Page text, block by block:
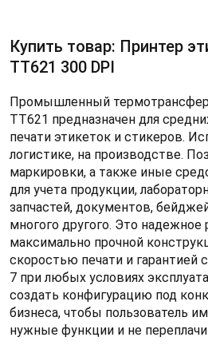
Купить товар: Принтер
TT621 300 DPI
Промышленный
ТТ621 предназначен для
печати этикеток и стикеров.
логистике, на производстве.
маркировки, а также иные
для учета продукции,
запчастей, документов,
многого другого. Это надежное
максимально прочной
скоростью печати и гарантией
7 при любых условиях
создать конфигурацию под
бизнеса, чтобы пользователь
нужные функции и не